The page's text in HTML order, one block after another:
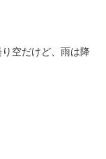
空だけど、雨は降